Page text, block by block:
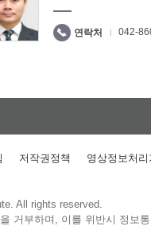
연락처 042-
저작권정책 영상정보처
All rights reserved.
거부하며, 이를 위반시 정보